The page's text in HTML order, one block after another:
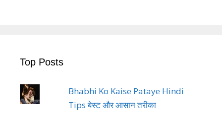
Top Posts
Bhabhi Ko Kaise Pataye Hindi
Tips बेस्ट और आसान तरीका